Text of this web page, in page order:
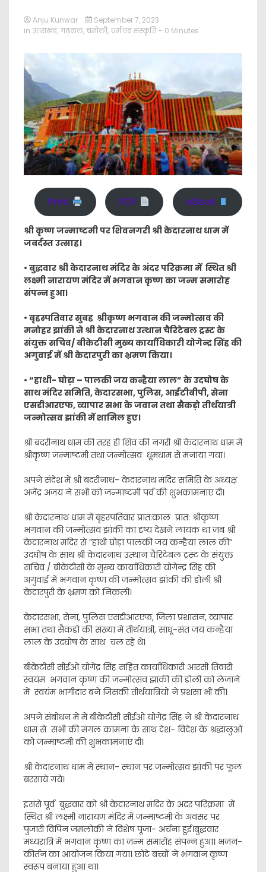
Anju Kunwar
September 7, 2023
in उत्तराखंड,गढ़वाल,चमोली, धर्म एवं संस्कृति - 0 Minutes
Print PDF eBook
श्री कृष्ण जन्माष्टमी पर शिवनगरी श्री केदारनाथ धाम में
जबर्दस्त उत्साह।
• बुद्धवार श्री केदारनाथ मंदिर के अंदर परिक्रमा में स्थित श्री
लक्ष्मी नारायण मंदिर में भगवान कृष्ण का जन्म समारोह
संपन्न हुआ।
• बृहस्पतिवार सुबह श्रीकृष्ण भगवान की जन्मोत्सव की
मनोहर झांकी ने श्री केदारनाथ उत्थान चैरिटेबल ट्रस्ट के
संयुक्त सचिव/ बीकेटीसी मुख्य कार्याधिकारी योगेन्द्र सिंह की
अगुवाई में श्री केदारपुरी का भ्रमण किया।
• “हाथी- घोड़ा – पालकी जय कन्हैया लाल” के उदघोष के
साथ मंदिर समिति, केदारसभा, पुलिस, आईटीबीपी, सेना
एसडीआरएफ, व्यापार सभा के जवान तथा सैकड़ो तीर्थयात्री
जन्मोत्सव झांकी में शामिल हुए।
श्री बदरीनाथ धाम की तरह ही शिव की नगरी श्री केदारनाथ धाम में
श्रीकृष्ण जन्माष्टमी तथा जन्मोत्सव धूमधाम से मनाया गया।
अपने संदेश में श्री बदरीनाथ- केदारनाथ मंदिर समिति के अध्यक्ष
अजेंद्र अजय ने सभी को जन्माष्टमी पर्व की शुभकामनाएं दी।
श्री केदारनाथ धाम में बृहस्पतिवार प्रात:काल प्रात: श्रीकृष्ण
भगवान की जन्मोत्सव झांकी का दृष्य देखने लायक था जब श्री
केदारनाथ मंदिर से “हाथी घोड़ा पालकी जय कन्हैया लाल की”
उदघोष के साथ श्री केदारनाथ उत्थान चैरिटेबल ट्रस्ट के संयुक्त
सचिव / बीकेटीसी के मुख्य कार्याधिकारी योगेन्द्र सिंह की
अगुवाई में भगवान कृष्ण की जन्मोत्सव झांकी की डोली श्री
केदारपुरी के भ्रमण को निकली।
केदारसभा, सेना, पुलिस एसडीआरएफ, जिला प्रशासन, व्यापार
सभा तथा सैकड़ो की संख्या में तीर्थयात्री, साधू-संत जय कन्हैया
लाल के उदघोष के साथ चल रहे थे।
बीकेटीसी सीईओ योगेंद्र सिंह सहित कार्याधिकारी आरसी तिवारी
स्वयंम भगवान कृष्ण की जन्मोत्सव झांकी की डोली को लेजाने
में स्वयंम भागीदार बने जिसकी तीर्थयात्रियों ने प्रशंसा भी की‌।
अपने संबोधन में में बीकेटीसी सीईओ योगेंद्र सिंह ने श्री केदारनाथ
धाम से सभी की मंगल कामना के साथ देश- विदेश के श्रद्धालुओं
को जन्माष्टमी की शुभकामनाएं दी।
श्री केदारनाथ धाम में स्थान- स्थान पर जन्मोत्सव झांकी पर फूल
बरसाये गये।
इससे पूर्व बुद्धवार को श्री केदारनाथ मंदिर के अंदर परिक्रमा में
स्थित श्री लक्ष्मी नारायण मंदिर में जन्माष्टमी के अवसर पर
पुजारी विपिन जमलोकी ने विशेष पूजा- अर्चना हुई।बुद्धवार
मध्यरात्रि में भगवान कृष्ण का जन्म समारोह संपन्न हुआ। भजन-
कीर्तन का आयोजन किया गया। छोटे बच्चों ने भगवान कृष्ण
स्वरूप बनाया हुआ था।